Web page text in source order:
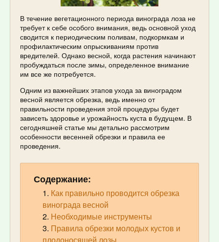
В течение вегетационного периода винограда лоза не
требует к себе особого внимания, ведь основной уход
сводится к периодическим поливам, подкормкам и
профилактическим опрыскиваниям против
вредителей. Однако весной, когда растения начинают
пробуждаться после зимы, определенное внимание
им все же потребуется.
Одним из важнейших этапов ухода за виноградом
весной является обрезка, ведь именно от
правильности проведения этой процедуры будет
зависеть здоровье и урожайность куста в будущем. В
сегодняшней статье мы детально рассмотрим
особенности весенней обрезки и правила ее
проведения.
Содержание:
Как правильно проводится обрезка
винограда весной
Необходимые инструменты
Правила обрезки молодых кустов и